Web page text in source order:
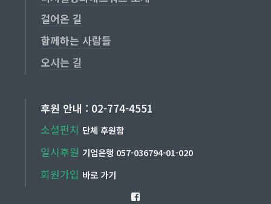
걸어온 길
함께하는 사람들
오시는 길
후원 안내 : 02-774-4551
소셜펀치 단체 후원함
일시후원 기업은행 057-036794-01-020
회원가입 바로 가기
Facebook